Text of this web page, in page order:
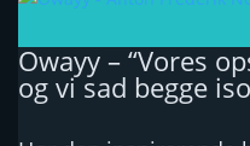
Owayy – “Vores
og vi sad begge